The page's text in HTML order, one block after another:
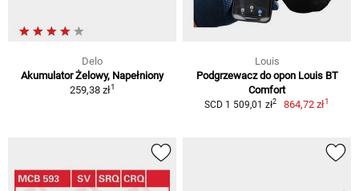
Delo
Akumulator Żelowy, Napełniony
259,38 zł1
Louis
Podgrzewacz do opon Louis BT
Comfort
SCD 1 509,01 zł2 864,72 zł1